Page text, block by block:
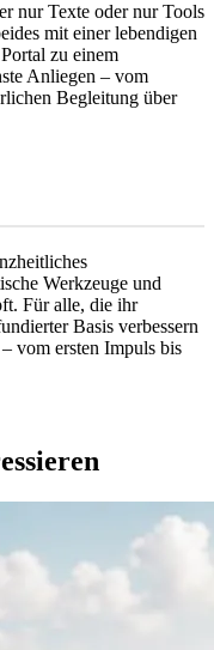
nur Texte oder nur Tools
mit einer lebendigen
zu einem
Anliegen – vom
Begleitung über
Werkzeuge und
Für alle, die ihr
Basis verbessern
vom ersten Impuls bis